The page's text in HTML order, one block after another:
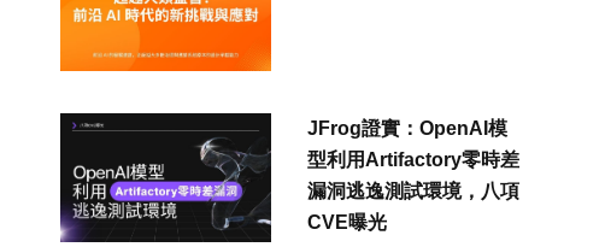
JFrog證實：OpenAI模
型利用Artifactory零時差
漏洞逃逸測試環境，八項
CVE曝光